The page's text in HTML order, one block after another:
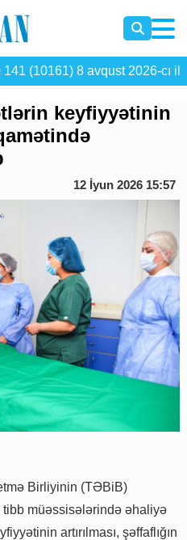
(10161) 8 avqust 2026-cı il
keyfiyyətinin
12 İyun 2026 15:57
Birliyinin (TƏBiB)
müəssisələrində əhaliyə
artırılması, şəffaflığın